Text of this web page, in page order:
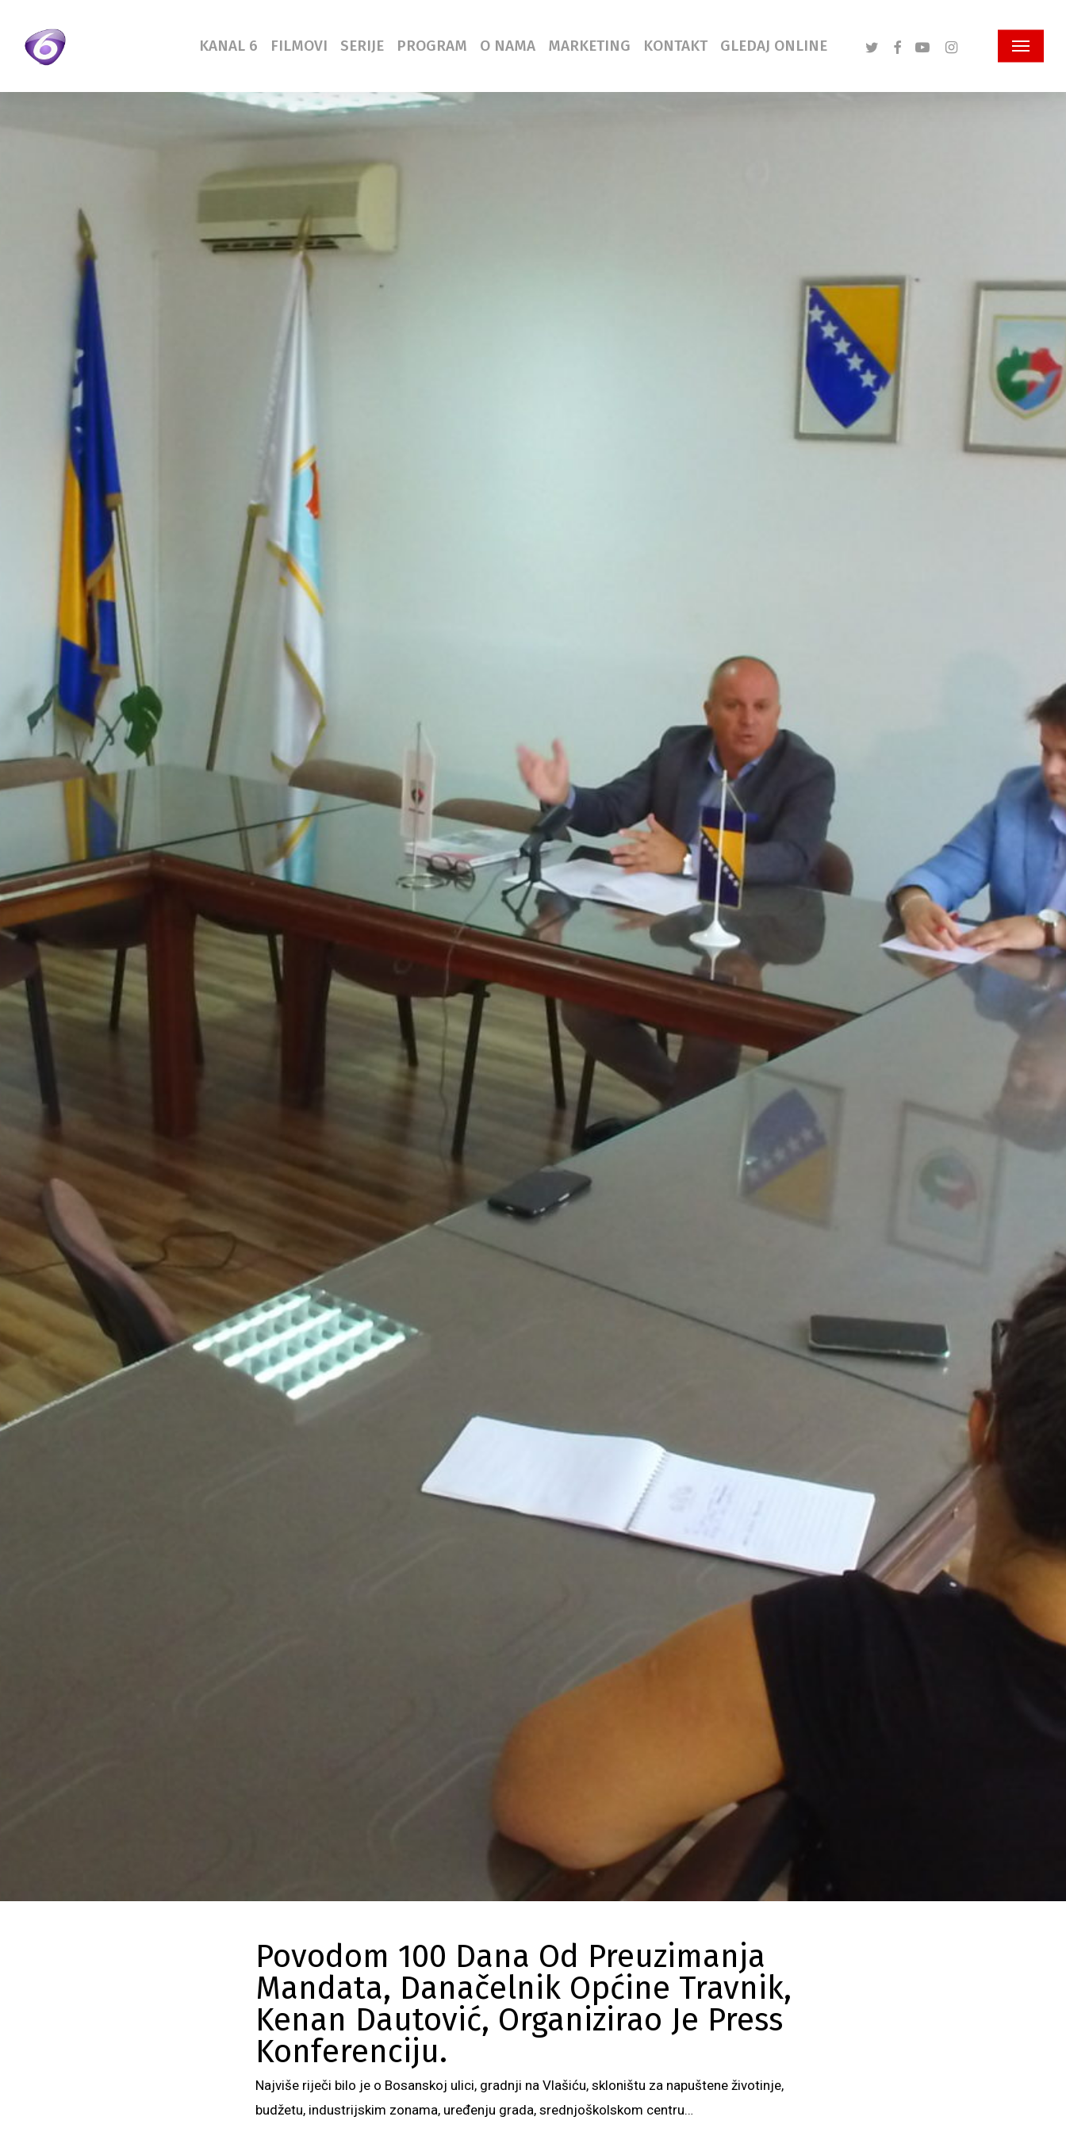
KANAL 6 FILMOVI SERIJE PROGRAM O NAMA MARKETING KONTAKT GLEDAJ ONLINE TwitterFacebook
YoutubeInstagram Menu
Vijesti
Povodom 100 Dana Od Preuzimanja
Mandata, Danačelnik Općine Travnik,
Kenan Dautović, Organizirao Je Press
Konferenciju.
Najviše riječi bilo je o Bosanskoj ulici, gradnji na Vlašiću, skloništu za napuštene životinje,
budžetu, industrijskim zonama, uređenju grada, srednjoškolskom centru…